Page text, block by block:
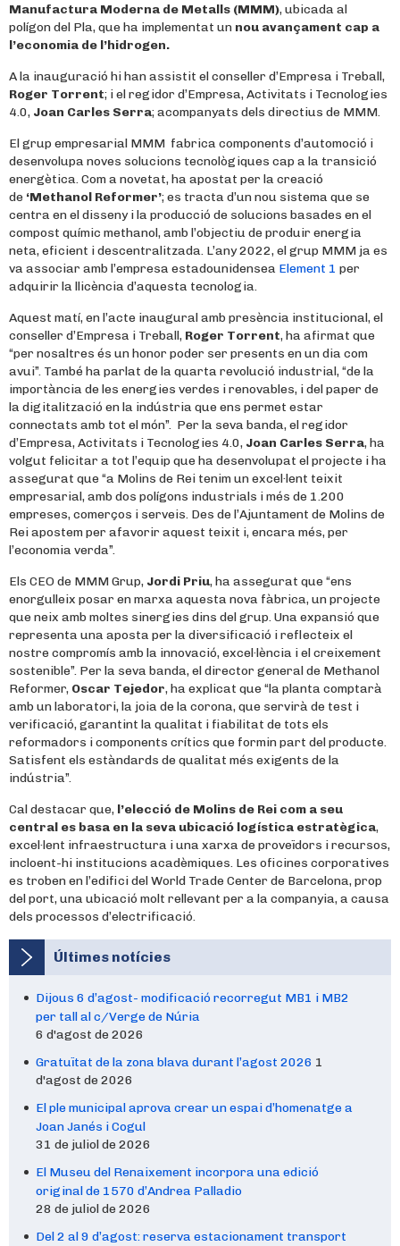
Manufactura Moderna de Metalls (MMM), ubicada al
polígon del Pla, que ha implementat un nou avançament cap a
l’economia de l’hidrogen.
A la inauguració hi han assistit el conseller d’Empresa i Treball,
Roger Torrent; i el regidor d’Empresa, Activitats i Tecnologies
4.0, Joan Carles Serra; acompanyats dels directius de MMM.
El grup empresarial MMM fabrica components d’automoció i
desenvolupa noves solucions tecnològiques cap a la transició
energètica. Com a novetat, ha apostat per la creació
de ‘Methanol Reformer’; es tracta d’un nou sistema que se
centra en el disseny i la producció de solucions basades en el
compost químic methanol, amb l’objectiu de produir energia
neta, eficient i descentralitzada. L’any 2022, el grup MMM ja es
va associar amb l’empresa estadounidensea Element 1 per
adquirir la llicència d’aquesta tecnologia.
Aquest matí, en l’acte inaugural amb presència institucional, el
conseller d’Empresa i Treball, Roger Torrent, ha afirmat que
“per nosaltres és un honor poder ser presents en un dia com
avui”. També ha parlat de la quarta revolució industrial, “de la
importància de les energies verdes i renovables, i del paper de
la digitalització en la indústria que ens permet estar
connectats amb tot el món”. Per la seva banda, el regidor
d’Empresa, Activitats i Tecnologies 4.0, Joan Carles Serra, ha
volgut felicitar a tot l’equip que ha desenvolupat el projecte i ha
assegurat que “a Molins de Rei tenim un excel·lent teixit
empresarial, amb dos polígons industrials i més de 1.200
empreses, comerços i serveis. Des de l’Ajuntament de Molins de
Rei apostem per afavorir aquest teixit i, encara més, per
l’economia verda”.
Els CEO de MMM Grup, Jordi Priu, ha assegurat que “ens
enorgulleix posar en marxa aquesta nova fàbrica, un projecte
que neix amb moltes sinergies dins del grup. Una expansió que
representa una aposta per la diversificació i reflecteix el
nostre compromís amb la innovació, excel·lència i el creixement
sostenible”. Per la seva banda, el director general de Methanol
Reformer, Oscar Tejedor, ha explicat que “la planta comptarà
amb un laboratori, la joia de la corona, que servirà de test i
verificació, garantint la qualitat i fiabilitat de tots els
reformadors i components crítics que formin part del producte.
Satisfent els estàndards de qualitat més exigents de la
indústria”.
Cal destacar que, l’elecció de Molins de Rei com a seu
central es basa en la seva ubicació logística estratègica,
excel·lent infraestructura i una xarxa de proveïdors i recursos,
incloent-hi institucions acadèmiques. Les oficines corporatives
es troben en l’edifici del World Trade Center de Barcelona, prop
del port, una ubicació molt rellevant per a la companyia, a causa
dels processos d’electrificació.
Últimes notícies
Dijous 6 d’agost- modificació recorregut MB1 i MB2
per tall al c/Verge de Núria
6 d'agost de 2026
Gratuïtat de la zona blava durant l’agost 2026 1
d'agost de 2026
El ple municipal aprova crear un espai d’homenatge a
Joan Janés i Cogul
31 de juliol de 2026
El Museu del Renaixement incorpora una edició
original de 1570 d’Andrea Palladio
28 de juliol de 2026
Del 2 al 9 d’agost: reserva estacionament transport